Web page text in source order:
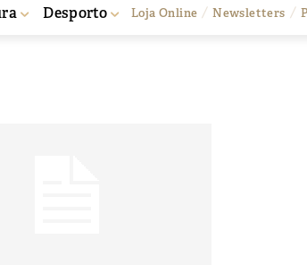
Desporto Loja Online Newsletters